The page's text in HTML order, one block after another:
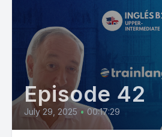
Episode 42
July 29, 2025 • 00:17:29